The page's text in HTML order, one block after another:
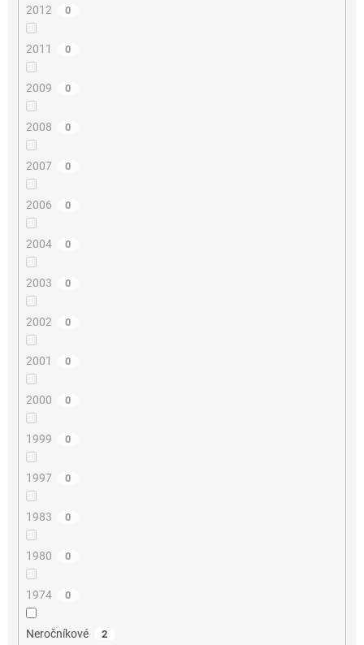
2012 0
2011 0
2009 0
2008 0
2007 0
2006 0
2004 0
2003 0
2002 0
2001 0
2000 0
1999 0
1997 0
1983 0
1980 0
1974 0
Neročníkové 2